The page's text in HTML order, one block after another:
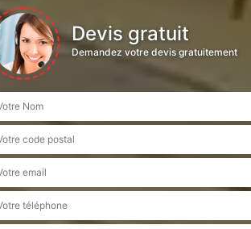
Devis gratuit
Demandez votre devis gratuitement